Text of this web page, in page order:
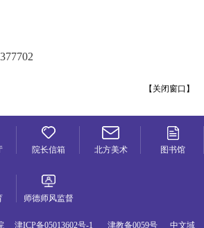
【关闭窗口 】
院长信箱 北方美术 图书馆
师德师风监督
津ICP备05013602号-1 津教备0059号 中文域